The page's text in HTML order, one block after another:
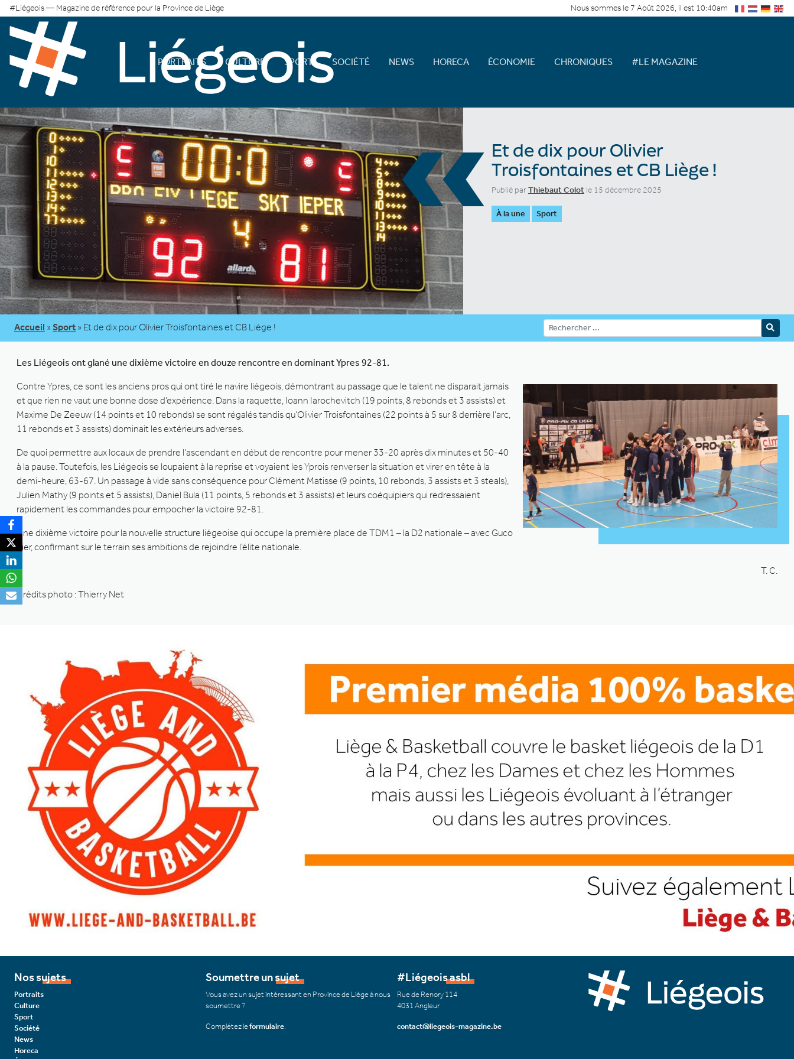
#Liégeois — Magazine de référence pour la Province de Liège Nous sommes le 7 Août 2026, il est 10:40am
PORTRAITS CULTURE SPORT SOCIÉTÉ NEWS HORECA ÉCONOMIE CHRONIQUES #LE MAGAZINE
«Et de dix pour Olivier
Troisfontaines et CB Liège !
Publié parThiebaut Colot le 15 décembre 2025
À la une Sport
Accueil » Sport » Et de dix pour Olivier Troisfontaines et CB Liège !
Les Liégeois ont glané une dixième victoire en douze rencontre en dominant Ypres 92-81.
Contre Ypres, ce sont les anciens pros qui ont tiré le navire liégeois, démontrant au passage que le talent ne disparait jamais
et que rien ne vaut une bonne dose d’expérience. Dans la raquette, Ioann Iarochevitch (19 points, 8 rebonds et 3 assists) et
Maxime De Zeeuw (14 points et 10 rebonds) se sont régalés tandis qu’Olivier Troisfontaines (22 points à 5 sur 8 derrière l’arc,
11 rebonds et 3 assists) dominait les extérieurs adverses.
De quoi permettre aux locaux de prendre l’ascendant en début de rencontre pour mener 33-20 après dix minutes et 50-40
à la pause. Toutefois, les Liégeois se loupaient à la reprise et voyaient les Yprois renverser la situation et virer en tête à la
demi-heure, 63-67. Un passage à vide sans conséquence pour Clément Matisse (9 points, 10 rebonds, 3 assists et 3 steals),
Julien Mathy (9 points et 5 assists), Daniel Bula (11 points, 5 rebonds et 3 assists) et leurs coéquipiers qui redressaient
rapidement les commandes pour empocher la victoire 92-81.
Une dixième victoire pour la nouvelle structure liégeoise qui occupe la première place de TDM1 – la D2 nationale – avec Guco
Lier, confirmant sur le terrain ses ambitions de rejoindre l’élite nationale.
T. C.
Crédits photo : Thierry Net
Nos sujets
Portraits
Culture
Sport
Société
News
Horeca
Soumettre un sujet
Vous avez un sujet intéressant en Province de Liège à nous
soumettre ?
Complétez leformulaire
#Liégeois asbl
Rue de Renory 114
4031 Angleur
contact@liegeois-magazine.be